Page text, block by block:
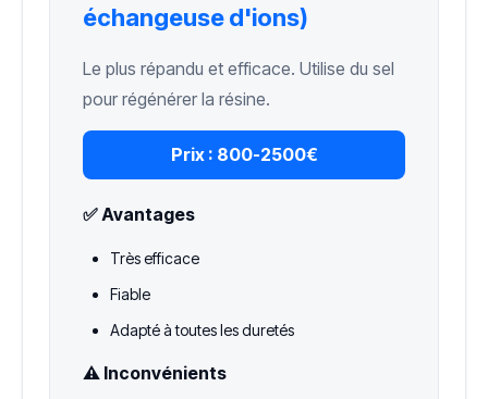
échangeuse d'ions)
Le plus répandu et efficace. Utilise du sel
pour régénérer la résine.
Prix : 800-2500€
✅ Avantages
Très efficace
Fiable
Adapté à toutes les duretés
⚠️ Inconvénients